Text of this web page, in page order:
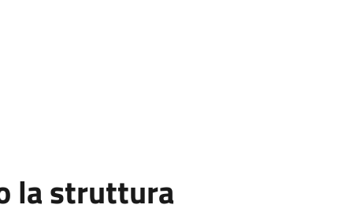
la struttura